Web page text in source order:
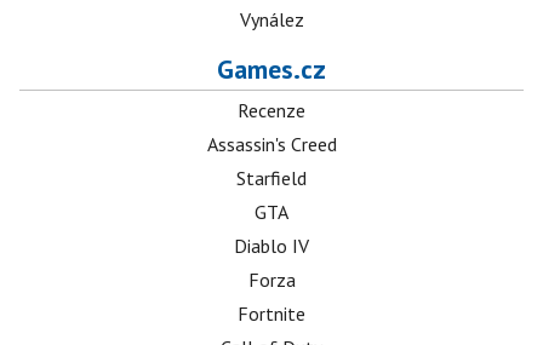
Vynález
Games.cz
Recenze
Assassin's Creed
Starfield
GTA
Diablo IV
Forza
Fortnite